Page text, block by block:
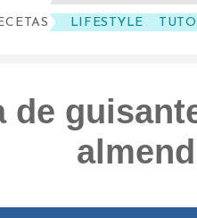
LIFESTYLE
de